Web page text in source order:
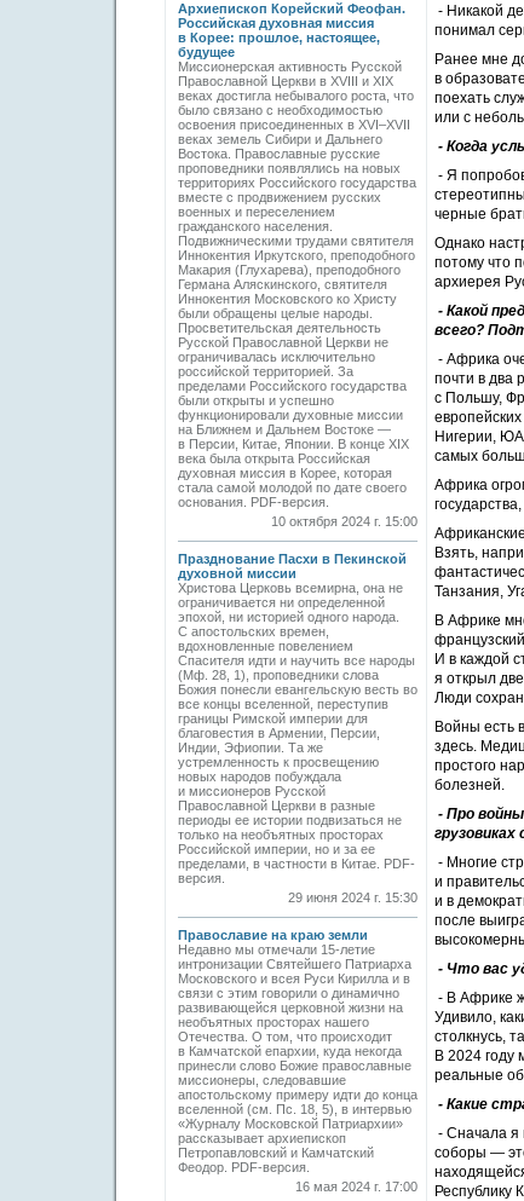
Архиепископ Корейский Феофан.
Российская духовная миссия
в Корее: прошлое, настоящее,
будущее
Миссионерская активность Русской
Православной Церкви в XVIII и XIX
веках достигла небывалого роста, что
было связано с необходимостью
освоения присоединенных в XVI–XVII
веках земель Сибири и Дальнего
Востока. Православные русские
проповедники появлялись на новых
территориях Российского государства
вместе с продвижением русских
военных и переселением
гражданского населения.
Подвижническими трудами святителя
Иннокентия Иркутского, преподобного
Макария (Глухарева), преподобного
Германа Аляскинского, святителя
Иннокентия Московского ко Христу
были обращены целые народы.
Просветительская деятельность
Русской Православной Церкви не
ограничивалась исключительно
российской территорией. За
пределами Российского государства
были открыты и успешно
функционировали духовные миссии
на Ближнем и Дальнем Востоке —
в Персии, Китае, Японии. В конце XIX
века была открыта Российская
духовная миссия в Корее, которая
стала самой молодой по дате своего
основания. PDF-версия.
10 октября 2024 г. 15:00
Празднование Пасхи в Пекинской
духовной миссии
Христова Церковь всемирна, она не
ограничивается ни определенной
эпохой, ни историей одного народа.
С апостольских времен,
вдохновленные повелением
Спасителя идти и научить все народы
(Мф. 28, 1), проповедники слова
Божия понесли евангельскую весть во
все концы вселенной, переступив
границы Римской империи для
благовестия в Армении, Персии,
Индии, Эфиопии. Та же
устремленность к просвещению
новых народов побуждала
и миссионеров Русской
Православной Церкви в разные
периоды ее истории подвизаться не
только на необъятных просторах
Российской империи, но и за ее
пределами, в частности в Китае. PDF-
версия.
29 июня 2024 г. 15:30
Православие на краю земли
Недавно мы отмечали 15-летие
интронизации Святейшего Патриарха
Московского и всея Руси Кирилла и в
связи с этим говорили о динамично
развивающейся церковной жизни на
необъятных просторах нашего
Отечества. О том, что происходит
в Камчатской епархии, куда некогда
принесли слово Божие православные
миссионеры, следовавшие
апостольскому примеру идти до конца
вселенной (см. Пс. 18, 5), в интервью
«Журналу Московской Патриархии»
рассказывает архиепископ
Петропавловский и Камчатский
Феодор. PDF-версия.
16 мая 2024 г. 17:00
- Никакой
понимал
Ранее мне
в
поехать
или с
- Когда
- Я
черные
Однако
потому что
архиерея
- Какой
всего?
- Африка
почти в два
с Польшу,
Нигерии,
самых
Африка
Взять,
Танзания,
В Африке
И в каждой
я открыл
Люди
Войны есть
здесь.
простого
болезней.
- Про
- Многие
и
и в
после
- Что вас
- В Африке
Удивило,
столкнусь,
В 2024 году
реальные
- Какие
- Сначала я
соборы —
Республику